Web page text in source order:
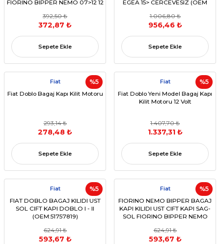
FIORINO BIPPER NEMO 07>12 12
392,50 ₺
372,87 ₺
Sepete Ekle
EGEA 15> CERCEVESIZ (OEM
1.006,80 ₺
956,46 ₺
Sepete Ekle
%5
Fiat
Fiat Doblo Bagaj Kapı Kilit Motoru
293,14 ₺
278,48 ₺
Sepete Ekle
%5
Fiat
Fiat Doblo Yeni Model Bagaj Kapı
Kilit Motoru 12 Volt
1.407,70 ₺
1.337,31 ₺
Sepete Ekle
%5
Fiat
FIAT DOBLO BAGAJ KILIDI UST
SOL CIFT KAPI DOBLO I - II
(OEM:51757819)
624,91 ₺
593,67 ₺
%5
Fiat
FIORINO NEMO BIPPER BAGAJ
KAPI KILIDI UST CIFT KAPI SAG-
SOL FIORINO BIPPER NEMO
624,91 ₺
593,67 ₺